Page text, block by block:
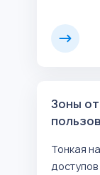
Зоны
Тонкая